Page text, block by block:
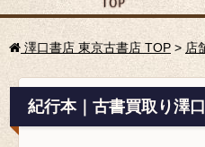
澤口書店 東京古書店 TOP > 店
紀行本｜古書買取り澤